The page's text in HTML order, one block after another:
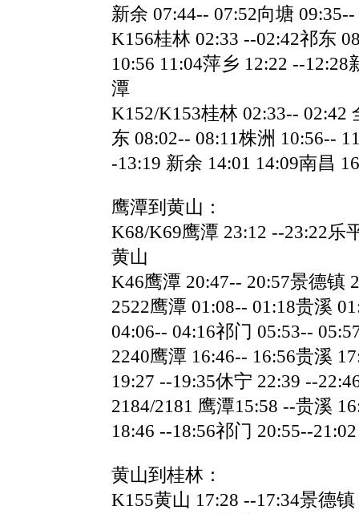
新余 07:44-- 07:52向塘
K156桂林 02:33 --02:42祁东
10:56 11:04萍乡 12:22 --
潭
K152/K153桂林 02:33-- 02:42
东 08:02-- 08:11株洲 10:56--
-13:19 新余 14:01 14:09南昌
鹰潭到黄山：
K68/K69鹰潭 23:12 --23:22乐
黄山
K46鹰潭 20:47-- 20:57景德镇
2522鹰潭 01:08-- 01:18贵溪
04:06-- 04:16祁门 05:53--
2240鹰潭 16:46-- 16:56贵溪
19:27 --19:35休宁 22:39 --
2184/2181 鹰潭15:58 --贵溪
18:46 --18:56祁门 20:55--
黄山到桂林：
K155黄山 17:28 --17:34景德